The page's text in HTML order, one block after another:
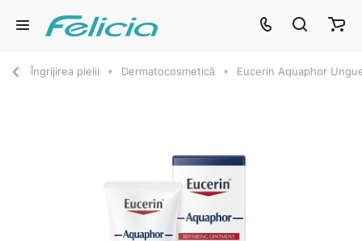
Îngrijirea pielii Dermatocosmetică Eucerin Aquaphor